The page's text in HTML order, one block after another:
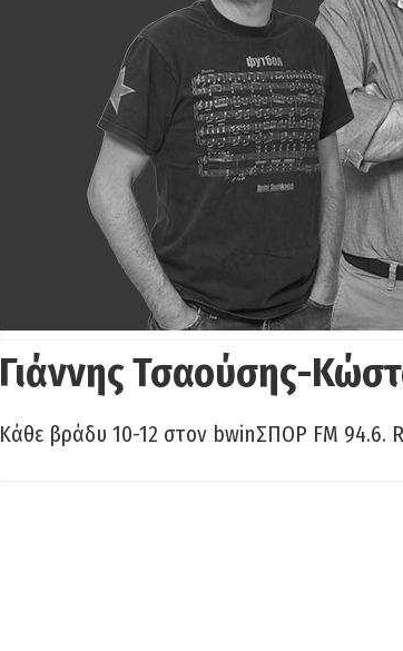
Γιάννης Τσαούσης-
Κάθε βράδυ 10-12 στον bwinΣΠΟΡ FM 94.6.